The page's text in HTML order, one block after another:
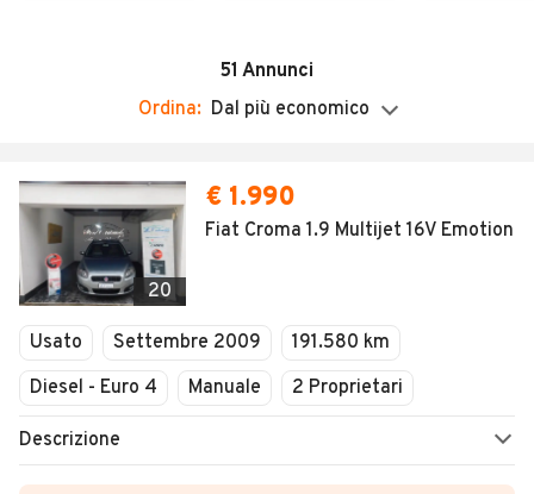
51 Annunci
Ordina: Dal più economico
20
€ 1.990
Fiat Croma 1.9 Multijet 16V Emotion
Usato Settembre 2009
191.580 km
Diesel - Euro 4
Manuale 2 Proprietari
Descrizione